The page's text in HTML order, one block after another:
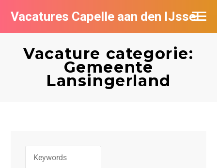
Vacatures Capelle aan den IJssel
Vacature categorie:
Gemeente
Lansingerland